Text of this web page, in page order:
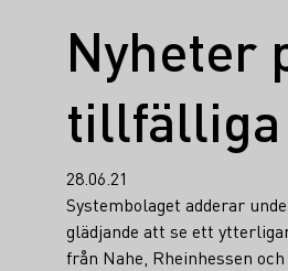
Nyheter
28.06.21
Systembolaget adderar
glädjande att se ett
från Nahe, Rheinhessen och